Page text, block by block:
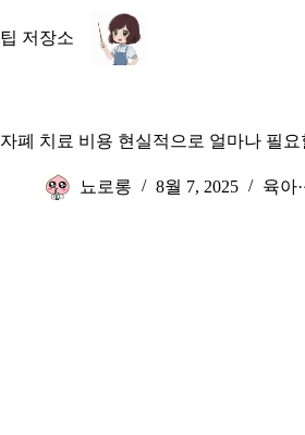
문
뛰
팁 저장소
자폐 치료 비용 현실적으로 얼마나 필요
뇨로롱 8월 7, 2025 육아